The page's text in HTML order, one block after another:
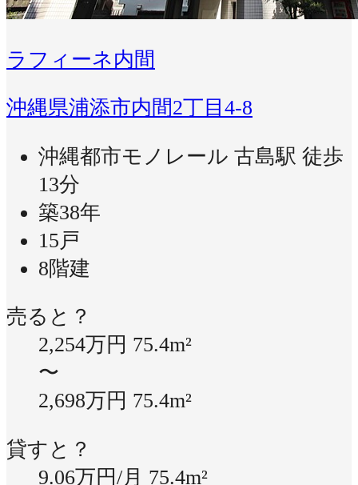
ラフィーネ内間
沖縄県浦添市内間2丁目4-8
沖縄都市モノレール 古島駅 徒歩
13分
築38年
15戸
8階建
売ると？
2,254万円 75.4m²
〜
2,698万円 75.4m²
貸すと？
9.06万円/月 75.4m²